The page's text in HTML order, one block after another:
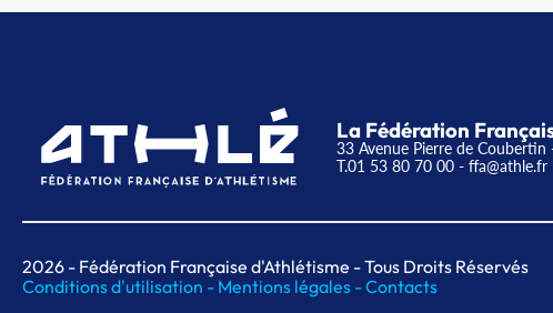
La Fédération
33 Avenue Pierre de Coubertin
T.01 53 80 70 00 - ffa@athle.fr
2026 - Fédération Française d'Athlétisme - Tous Droits Réservés
Conditions d'utilisation - Mentions légales -Contacts